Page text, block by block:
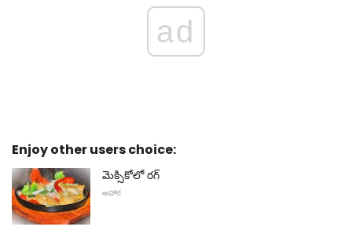
ad
Enjoy other users choice:
మెక్సికోలో రగ్
ఆహార